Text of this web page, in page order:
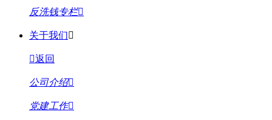
反洗钱专栏
关于我们
返回
公司介绍
党建工作